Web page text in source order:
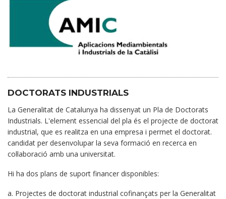
DOCTORATS INDUSTRIALS
La Generalitat de Catalunya ha dissenyat un Pla de Doctorats
Industrials. L'element essencial del pla és el projecte de doctorat
industrial, que es realitza en una empresa i permet el doctorat.
candidat per desenvolupar la seva formació en recerca en
col·laboració amb una universitat.
Hi ha dos plans de suport financer disponibles:
a. Projectes de doctorat industrial cofinançats per la Generalitat